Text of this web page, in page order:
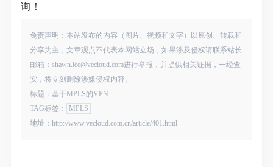
询！
免责声明：本站发布的内容（图片、视频和文字）以原创、转载和
分享为主，文章观点不代表本网站立场，如果涉及侵权请联系站长
邮箱：shawn.lee@vecloud.com进行举报，并提供相关证据，一经查
实，将立刻删除涉嫌侵权内容。
标题：基于MPLS的VPN
TAG标签：
MPLS
地址：http://www.vecloud.com.cn/article/401.html